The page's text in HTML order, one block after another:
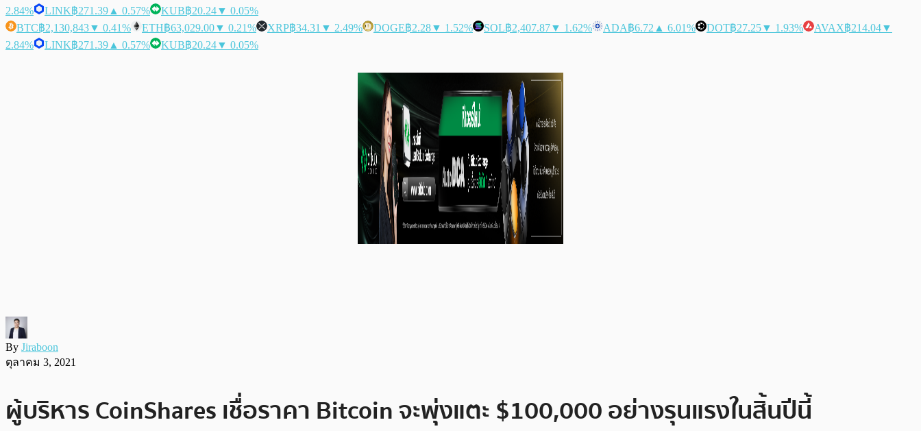
2.84%
LINK฿271.39 ▲ 0.57% KUB฿20.24▼ 0.05%
BTC฿2,130,843▼ 0.41% ETH฿63,029.00▼ 0.21% XRP฿34.31 ▼ 2.49% DOGE฿2.28▼ 1.52% SOL฿2,407.87▼ 1.62% ADA฿6.72 ▲ 6.01% DOT฿27.25▼ 1.93% AVAX฿214.04▼
2.84%
LINK฿271.39 ▲ 0.57% KUB฿20.24▼ 0.05%
By Jiraboon
ตุลาคม 3, 2021
ผู้บริหาร CoinShares เชื่อราคา Bitcoin จะพุ่งแตะ $100,000 อย่างรุนแรงในสิ้นปีนี้